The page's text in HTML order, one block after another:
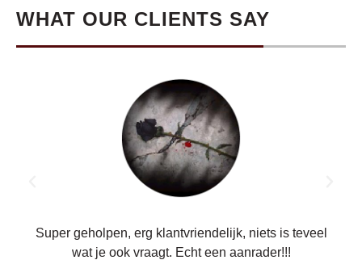
WHAT OUR CLIENTS SAY
Super geholpen, erg klantvriendelijk, niets is teveel
wat je ook vraagt. Echt een aanrader!!!